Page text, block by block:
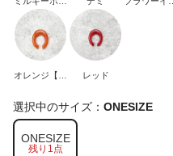
イト
オレンジ【26
レッド
選択中のサイズ： ONESIZE
ONESIZE
残り1点